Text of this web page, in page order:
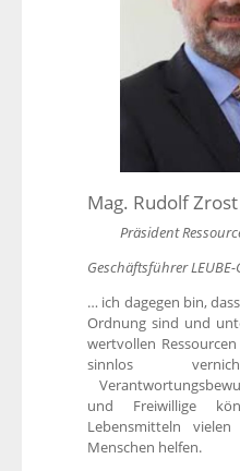
Mag. Rudolf Zrost
Präsident
Geschäftsführer
… ich dagegen bin,
Ordnung sind und
wertvollen
sinnlos
und Freiwillige
Lebensmitteln
Menschen helfen.